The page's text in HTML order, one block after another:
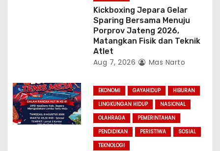
Kickboxing Jepara Gelar
Sparing Bersama Menuju
Porprov Jateng 2026,
Matangkan Fisik dan Teknik
Atlet
Aug 7, 2026 Mas Narto
EKONOMI GAYAHIDUP
HIBURAN
LINGKUNGAN HIDUP
NASIONAL
OLAHRAGA
PEMERINTAHAN
PENDIDIKAN
PERISTIWA
SOSIAL
TEKNOLOGI